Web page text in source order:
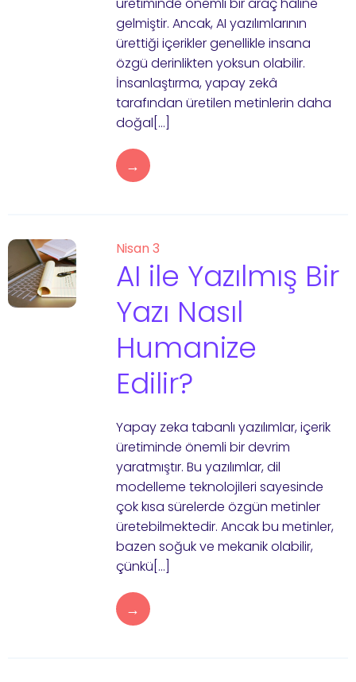
gelmiştir. Ancak, AI yazılımlarının
ürettiği içerikler genellikle insana
özgü derinlikten yoksun olabilir.
İnsanlaştırma, yapay zekâ
tarafından üretilen metinlerin daha
doğal[…]
→
Nisan 3
AI ile Yazılmış Bir
Yazı Nasıl
Humanize
Edilir?
Yapay zeka tabanlı yazılımlar, içerik
üretiminde önemli bir devrim
yaratmıştır. Bu yazılımlar, dil
modelleme teknolojileri sayesinde
çok kısa sürelerde özgün metinler
üretebilmektedir. Ancak bu metinler,
bazen soğuk ve mekanik olabilir,
çünkü[…]
→